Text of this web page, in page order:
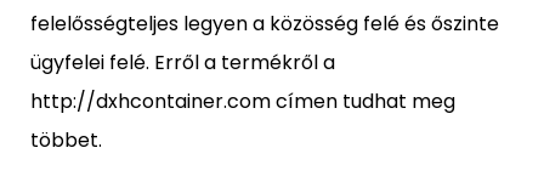
felelősségteljes legyen a közösség felé és őszinte
ügyfelei felé. Erről a termékről a
http://dxhcontainer.com címen tudhat meg
többet.